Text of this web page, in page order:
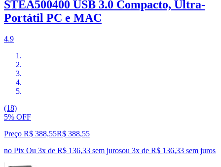
STEA500400 USB 3.0 Compacto, Ultra-
Portátil PC e MAC
4.9
(18)
5% OFF
Preço R$ 388,55R$ 388,55
no Pix Ou 3x de R$ 136,33 sem jurosou 3x de R$ 136,33 sem juros